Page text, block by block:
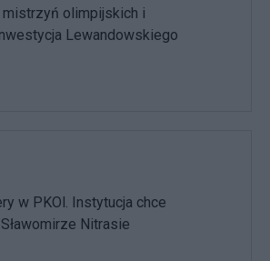
olimpijskich i
Lewandowskiego
w PKOl. Instytucja chce
Nitrasie